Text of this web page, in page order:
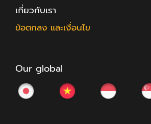
เกี่ยวกับเรา
ข้อตกลง และเงื่อนไข
Our global